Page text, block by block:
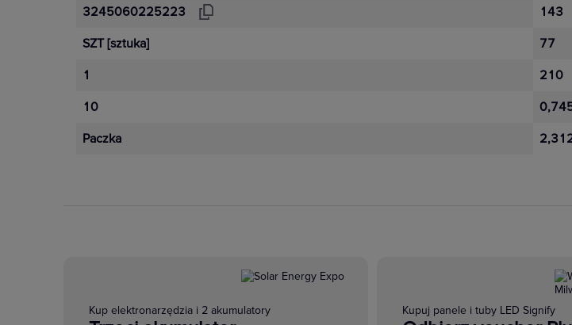
3245060225223
SZT [sztuka]
1
10
Paczka
143
77
210
Kup elektronarzędzia i 2 akumulatory Kupuj panele i tuby LED Signify